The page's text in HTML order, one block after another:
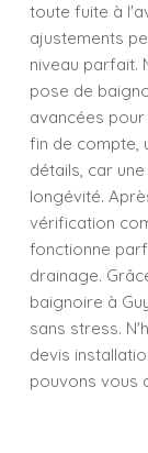
toute fuite à
ajustements
niveau parfait.
pose de
avancées
fin de compte,
détails, car
longévité.
vérification
fonctionne
drainage.
baignoire à
sans stress.
devis
pouvons vous